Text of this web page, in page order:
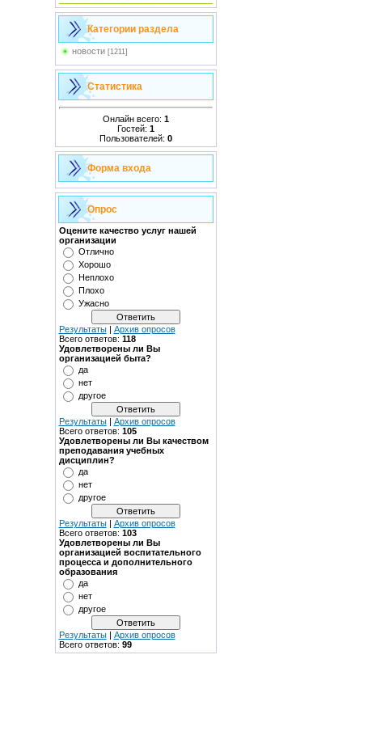
Категории раздела
новости [1211]
Статистика
Онлайн всего: 1
Гостей: 1
Пользователей: 0
Форма входа
Опрос
Оцените качество услуг нашей
организации
Отлично
Хорошо
Неплохо
Плохо
Ужасно
Результаты| Архив опросов
Всего ответов: 118
Удовлетворены ли Вы
организацией быта?
да
нет
другое
Результаты| Архив опросов
Всего ответов: 105
Удовлетворены ли Вы качеством
преподавания учебных
дисциплин?
да
нет
другое
Результаты| Архив опросов
Всего ответов: 103
Удовлетворены ли Вы
организацией воспитательного
процесса и дополнительного
образования
да
нет
другое
Результаты| Архив опросов
Всего ответов: 99